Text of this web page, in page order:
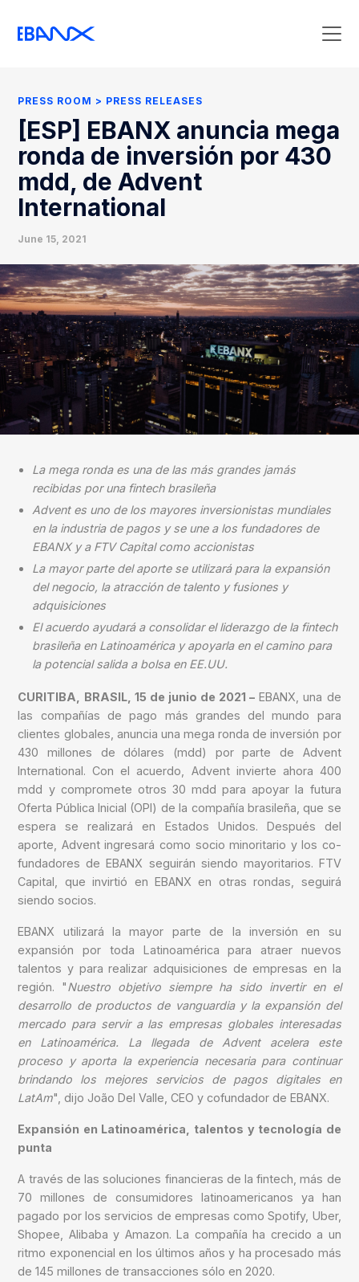
Clipping
Contact Press
PRESS ROOM PRESS RELEASES
[ESP] EBANX anuncia mega
ronda de inversión por 430
mdd, de Advent
International
June 15, 2021
La mega ronda es una de las más grandes jamás
recibidas por una fintech brasileña
Advent es uno de los mayores inversionistas mundiales
en la industria de pagos y se une a los fundadores de
EBANX y a FTV Capital como accionistas
La mayor parte del aporte se utilizará para la expansión
del negocio, la atracción de talento y fusiones y
adquisiciones
El acuerdo ayudará a consolidar el liderazgo de la fintech
brasileña en Latinoamérica y apoyarla en el camino para
la potencial salida a bolsa en EE.UU.
CURITIBA, BRASIL, 15 de junio de 2021 – EBANX, una de
las compañías de pago más grandes del mundo para
clientes globales, anuncia una mega ronda de inversión por
430 millones de dólares (mdd) por parte de Advent
International. Con el acuerdo, Advent invierte ahora 400
mdd y compromete otros 30 mdd para apoyar la futura
Oferta Pública Inicial (OPI) de la compañía brasileña, que se
espera se realizará en Estados Unidos. Después del
aporte, Advent ingresará como socio minoritario y los co-
fundadores de EBANX seguirán siendo mayoritarios. FTV
Capital, que invirtió en EBANX en otras rondas, seguirá
siendo socios.
EBANX utilizará la mayor parte de la inversión en su
expansión por toda Latinoamérica para atraer nuevos
talentos y para realizar adquisiciones de empresas en la
región. "Nuestro objetivo siempre ha sido invertir en el
desarrollo de productos de vanguardia y la expansión del
mercado para servir a las empresas globales interesadas
en Latinoamérica. La llegada de Advent acelera este
proceso y aporta la experiencia necesaria para continuar
brindando los mejores servicios de pagos digitales en
LatAm", dijo João Del Valle, CEO y cofundador de EBANX.
Expansión en Latinoamérica, talentos y tecnología de
punta
A través de las soluciones financieras de la fintech, más de
70 millones de consumidores latinoamericanos ya han
pagado por los servicios de empresas como Spotify, Uber,
Shopee, Alibaba y Amazon. La compañía ha crecido a un
ritmo exponencial en los últimos años y ha procesado más
de 145 millones de transacciones sólo en 2020.